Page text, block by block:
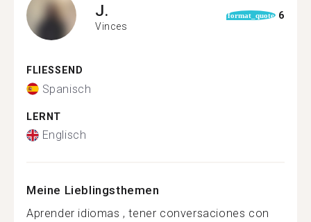
J.
Vinces
format_quote 6
FLIESSEND
Spanisch
LERNT
Englisch
Meine Lieblingsthemen
Aprender idiomas , tener conversaciones con